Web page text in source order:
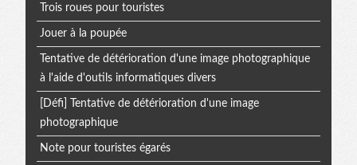
Trois roues pour touristes
Jouer à la poupée
Tentative de détérioration d'une image photographique
à l'aide d'outils informatiques divers
[Défi] Tentative de détérioration d'une image
photographique
Note pour touristes égarés